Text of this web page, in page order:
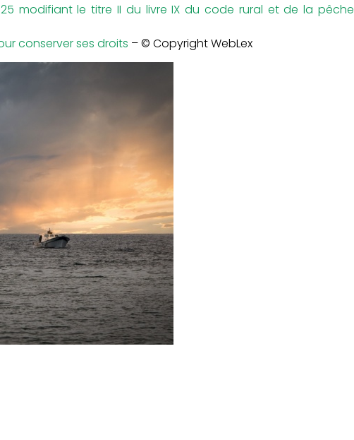
modifiant le titre II du livre IX du code rural et de la pêche
conserver ses droits – © Copyright WebLex